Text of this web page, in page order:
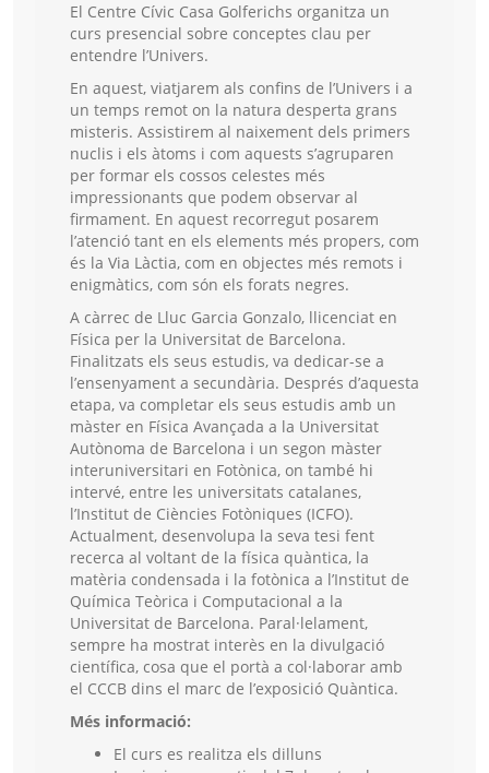
El Centre Cívic Casa Golferichs organitza un
curs presencial sobre conceptes clau per
entendre l’Univers.
En aquest, viatjarem als confins de l’Univers i a
un temps remot on la natura desperta grans
misteris. Assistirem al naixement dels primers
nuclis i els àtoms i com aquests s’agruparen
per formar els cossos celestes més
impressionants que podem observar al
firmament. En aquest recorregut posarem
l’atenció tant en els elements més propers, com
és la Via Làctia, com en objectes més remots i
enigmàtics, com són els forats negres.
A càrrec de Lluc Garcia Gonzalo, llicenciat en
Física per la Universitat de Barcelona.
Finalitzats els seus estudis, va dedicar-se a
l’ensenyament a secundària. Després d’aquesta
etapa, va completar els seus estudis amb un
màster en Física Avançada a la Universitat
Autònoma de Barcelona i un segon màster
interuniversitari en Fotònica, on també hi
intervé, entre les universitats catalanes,
l’Institut de Ciències Fotòniques (ICFO).
Actualment, desenvolupa la seva tesi fent
recerca al voltant de la física quàntica, la
matèria condensada i la fotònica a l’Institut de
Química Teòrica i Computacional a la
Universitat de Barcelona. Paral·lelament,
sempre ha mostrat interès en la divulgació
científica, cosa que el portà a col·laborar amb
el CCCB dins el marc de l’exposició Quàntica.
Més informació:
El curs es realitza els dilluns